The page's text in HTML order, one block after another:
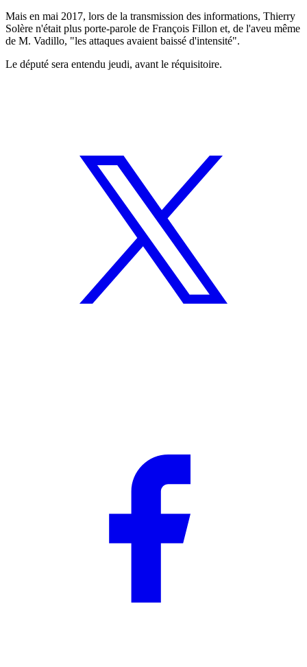
Mais en mai 2017, lors de la transmission des informations, Thierry
Solère n'était plus porte-parole de François Fillon et, de l'aveu même
de M. Vadillo, "les attaques avaient baissé d'intensité".
Le député sera entendu jeudi, avant le réquisitoire.